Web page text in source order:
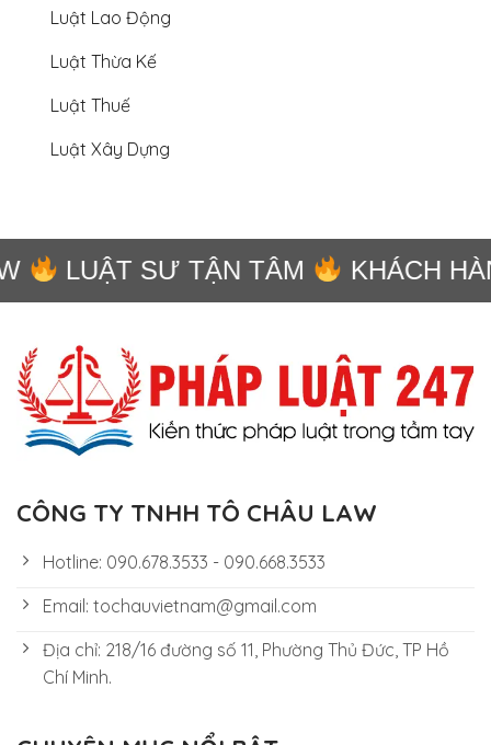
Luật Lao Động
Luật Thừa Kế
Luật Thuế
Luật Xây Dựng
LUẬT SƯ TẬN TÂM KHÁCH
CÔNG TY TNHH TÔ CHÂU LAW
Hotline: 090.678.3533 - 090.668.3533
Email: tochauvietnam@gmail.com
Địa chỉ: 218/16 đường số 11, Phường Thủ Đức, TP Hồ
Chí Minh.